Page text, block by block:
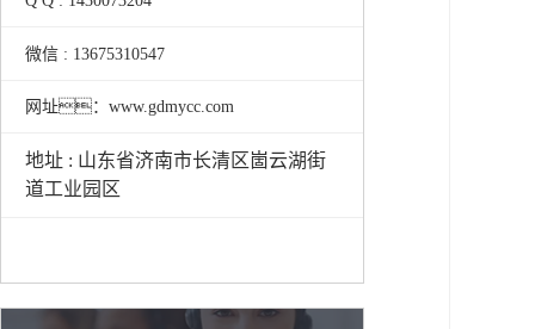
微信 : 13675310547
网址：www.gdmycc.com
地址 : 山东省济南市长清区崮云湖街
道工业园区